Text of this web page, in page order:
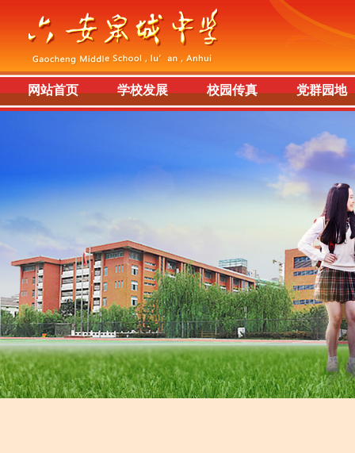
网站首页 学校发展 校园传真 党群园地